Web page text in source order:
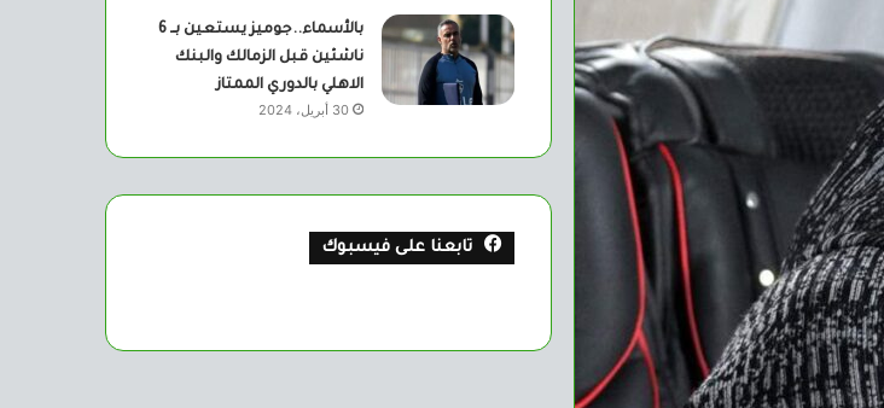
بالأسماء..جوميز يستعين بــ 6
ناشئين قبل الزمالك والبنك
الاهلي بالدوري الممتاز
30 أبريل، 2024
تابعنا على فيسبوك